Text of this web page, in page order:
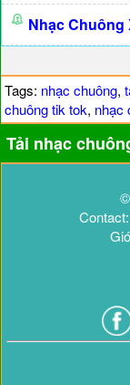
Nhạc Chuông
Tags: nhạc chuông,
chuông tik tok, nhạc
Tải nhạc